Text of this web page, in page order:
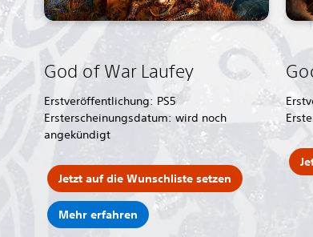
God of War Laufey
Erstveröffentlichung: PS5
Ersterscheinungsdatum: wird noch
angekündigt
Jetzt auf die Wunschliste setzen
Mehr erfahren